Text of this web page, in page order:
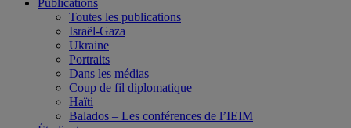
Publications
Toutes les publications
Israël-Gaza
Ukraine
Portraits
Dans les médias
Coup de fil diplomatique
Haïti
Balados – Les conférences de l’IEIM